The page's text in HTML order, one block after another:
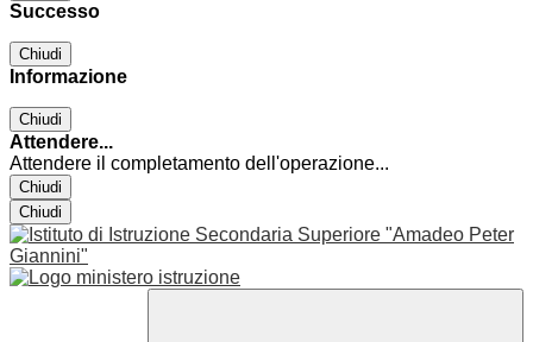
Successo
Chiudi
Informazione
Chiudi
Attendere...
Attendere il completamento dell'operazione...
Chiudi
Chiudi